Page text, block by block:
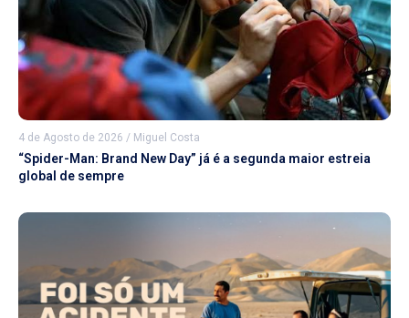
4 de Agosto de 2026 / Miguel Costa
“Spider-Man: Brand New Day” já é a segunda maior estreia
global de sempre